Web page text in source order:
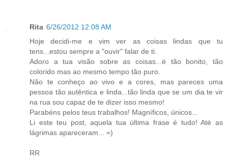
Rita 6/26/2012 12:08 AM
Hoje decidi-me e vim ver as coisas lindas que tu
tens...estou sempre a "ouvir" falar de ti.
Adoro a tua visão sobre as coisas...é tão bonito, tão
colorido mas ao mesmo tempo tão puro.
Não te conheço ao vivo e a cores, mas pareces uma
pessoa tão autêntica e linda...tão linda que se um dia te vir
na rua sou capaz de te dizer isso mesmo!
Parabéns pelos teus trabalhos! Magníficos, únicos...
Li este teu post, aquela tua última frase é tudo! Até as
lágrimas apareceram... =)
RR